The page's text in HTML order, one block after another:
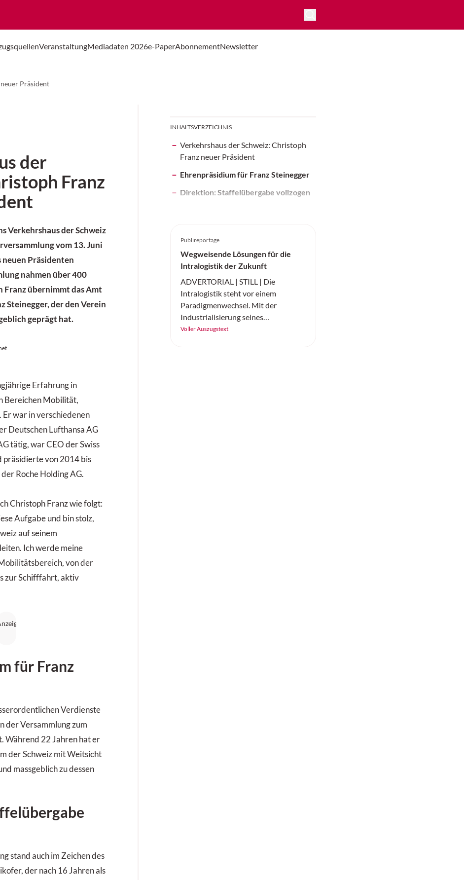
VeranstaltungMediadaten 2026e-PaperAbonnementNewsletter
Präsident
der
Franz
Verkehrshaus der Schweiz
vom 13. Juni
Präsidenten
nahmen über 400
übernimmt das Amt
der den Verein
geprägt hat.
Erfahrung in
Bereichen Mobilität,
war in verschiedenen
Deutschen Lufthansa AG
tätig, war CEO der Swiss
präsidierte von 2014 bis
Roche Holding AG.
Christoph Franz wie folgt:
Aufgabe und bin stolz,
auf seinem
Ich werde meine
von der
zur Schifffahrt, aktiv
für Franz
Verdienste
der Versammlung zum
Während 22 Jahren hat er
der Schweiz mit Weitsicht
massgeblich zu dessen
stand auch im Zeichen des
der nach 16 Jahren als
INHALTSVERZEICHNIS
Verkehrshaus der Schweiz: Christoph
Franz neuer Präsident
Ehrenpräsidium für Franz Steinegger
Direktion: Staffelübergabe vollzogen
Publireportage
Wegweisende Lösungen für die
Intralogistik der Zukunft
ADVERTORIAL | STILL | Die
Intralogistik steht vor einem
Paradigmenwechsel. Mit der
Industrialisierung seines
Automatisierungsportfolios und der
Voller Auszugstext